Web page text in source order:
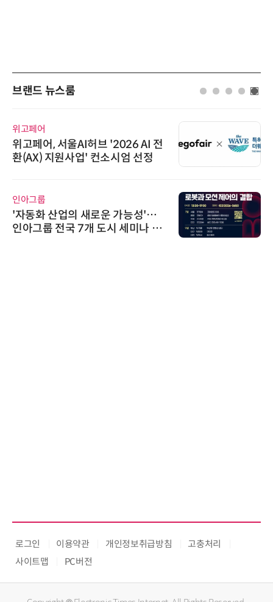
브랜드 뉴스룸
위고페어
위고페어, 서울AI허브 '2026 AI 전
환(AX) 지원사업' 컨소시엄 선정
인아그룹
'자동화 산업의 새로운 가능성'…
인아그룹 전국 7개 도시 세미나 페
로그인 이용약관 개인정보취급방침
고충처리
사이트맵
PC버전